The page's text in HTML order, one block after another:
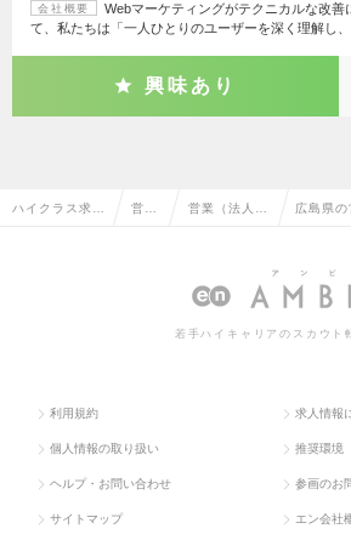
会社概要
Webマーケティングがテクニカルな改
て、私たちは「一人ひとりのユーザーを深く理解し
興味あり
ハイクラス求人 営業 営業（法人向 広島県
若手ハイキャリアのスカウト
利用規約 求人情報
個人情報の取り扱い 推奨環境
ヘルプ・お問い合わせ 参画のお
サイトマップ エン会社